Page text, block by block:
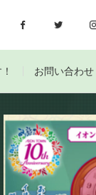
お問い合わせ